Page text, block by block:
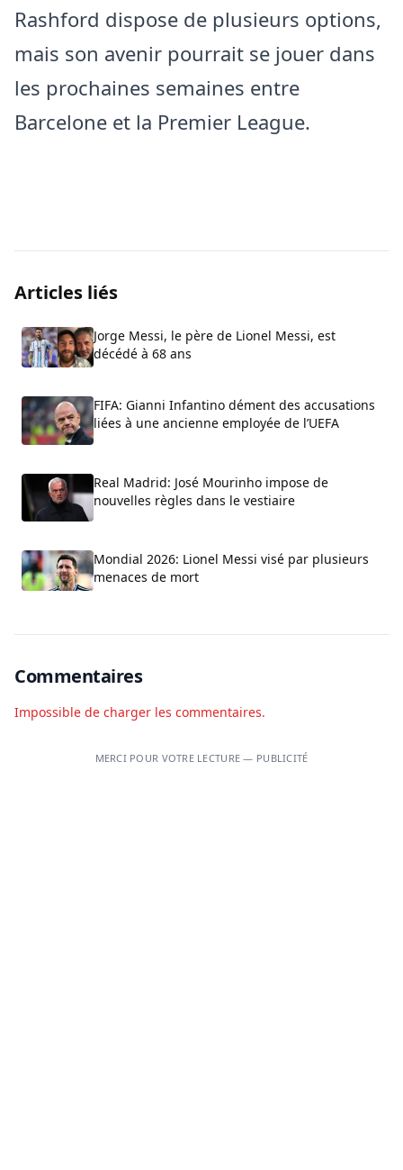
Rashford dispose de plusieurs options,
mais son avenir pourrait se jouer dans
les prochaines semaines entre
Barcelone et la Premier League.
Articles liés
Jorge Messi, le père de Lionel Messi, est
décédé à 68 ans
FIFA: Gianni Infantino dément des accusations
liées à une ancienne employée de l’UEFA
Real Madrid: José Mourinho impose de
nouvelles règles dans le vestiaire
Mondial 2026: Lionel Messi visé par plusieurs
menaces de mort
Commentaires
Impossible de charger les commentaires.
MERCI POUR VOTRE LECTURE — PUBLICITÉ